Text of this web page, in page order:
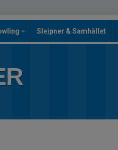
Sleipner & Samhället